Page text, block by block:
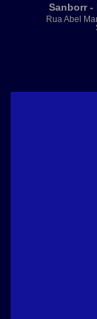
ROLO
ROLETE
ROLO DE
FABRICANTES DE
FABRICANTE DE
RETIFICA DE
ROLO PARA
Sanborr -
Rua Abel